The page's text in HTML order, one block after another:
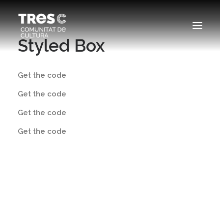
EDICIONS ANTERIORS
Styled Box
Get the code
Get the code
Get the code
Get the code